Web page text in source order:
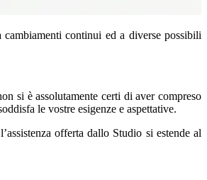
continui ed a diverse possibili
si è assolutamente certi di aver compreso
le vostre esigenze e aspettative.
offerta dallo Studio si estende al